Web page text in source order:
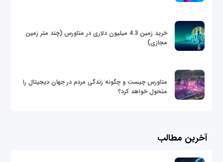
خرید زمین 4.3 میلیون دلاری در متاورس (چند متر زمین
مجازی)
متاورس چیست و چگونه زندگی مردم در جهان دیجیتال را
متحول خواهد کرد؟
آخرین مطالب